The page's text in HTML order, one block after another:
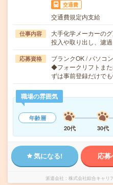
交通費
交通費規定内支給
仕事内容
大手化学メーカーの
投入や取り出し、濾
応募資格
ブランクOK / パソコ
◆フォークリフトまた
ずは事前登録だけで
職場の雰囲気
年齢層
20代
30代
気になる! 応
派遣会社 株式会社綜合キャリ